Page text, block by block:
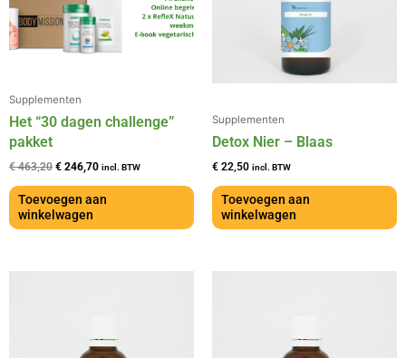
Supplementen
Het “30 dagen challenge”
pakket
€463,20 € 246,70 incl. BTW
Toevoegen aan
winkelwagen
Supplementen
Detox Nier – Blaas
€ 22,50 incl. BTW
Toevoegen aan
winkelwagen